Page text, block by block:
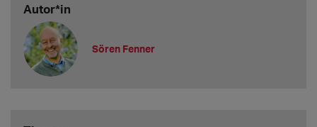
Autor*in
Sören Fenner